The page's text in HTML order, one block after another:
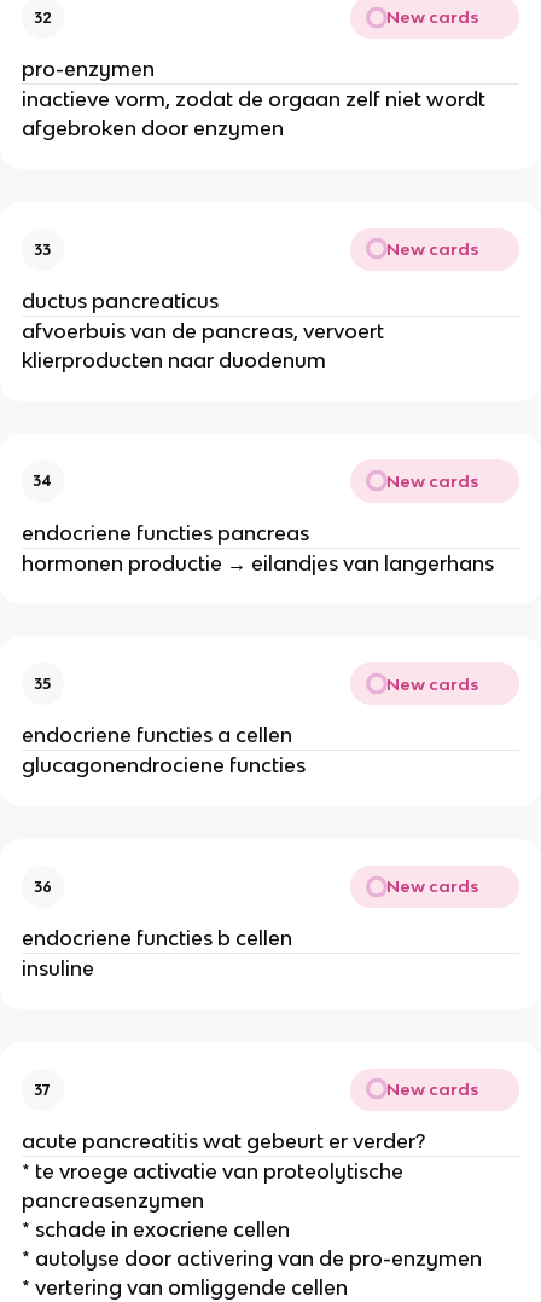
32 New cards
pro-enzymen
inactieve vorm, zodat de orgaan zelf niet wordt
afgebroken door enzymen
33 New cards
ductus pancreaticus
afvoerbuis van de pancreas, vervoert
klierproducten naar duodenum
34 New cards
endocriene functies pancreas
hormonen productie → eilandjes van langerhans
35 New cards
endocriene functies a cellen
glucagonendrociene functies
36 New cards
endocriene functies b cellen
insuline
37 New cards
acute pancreatitis wat gebeurt er verder?
* te vroege activatie van proteolytische
pancreasenzymen
* schade in exocriene cellen
* autolyse door activering van de pro-enzymen
* vertering van omliggende cellen